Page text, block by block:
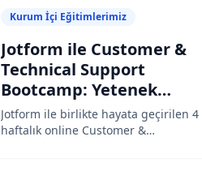
Kurum İçi Eğitimlerimiz
Jotform ile Customer &
Technical Support
Bootcamp: Yetenek
Keşfinden İşe Alıma
Uzanan Program
Jotform ile birlikte hayata geçirilen 4
haftalık online Customer &